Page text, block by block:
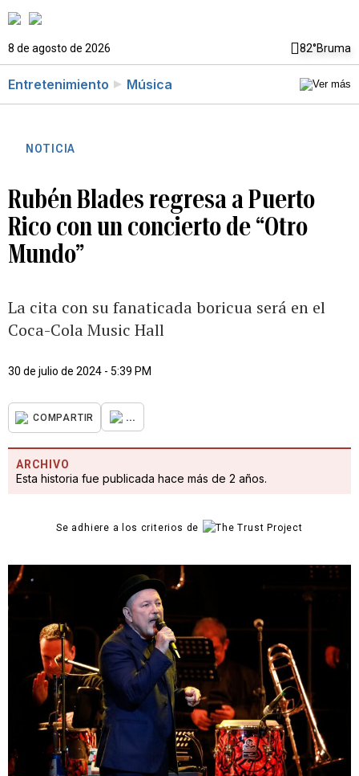
8 de agosto de 2026 82°Bruma
Entretenimiento Música
NOTICIA
Rubén Blades regresa a Puerto
Rico con un concierto de “Otro
Mundo”
La cita con su fanaticada boricua será en el
Coca-Cola Music Hall
30 de julio de 2024 - 5:39 PM
COMPARTIR ...
ARCHIVO
Esta historia fue publicada hace más de 2 años.
Se adhiere a los criterios de